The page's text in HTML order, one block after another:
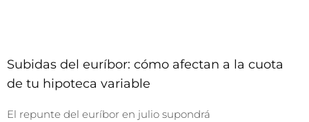
Subidas del euríbor: cómo afectan a la cuota
de tu hipoteca variable
El repunte del euríbor en julio supondrá